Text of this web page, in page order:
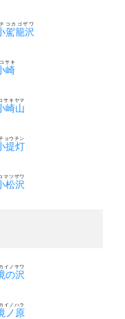
駕籠沢
コカゴザワ
崎
サキ
崎山
サキヤマ
提灯
ョウチン
松沢
マツザワ
の沢
イノサワ
ノ原
イノハラ